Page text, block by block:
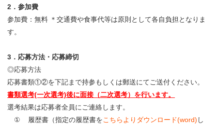
2．参加費
参加費：無料 ＊交通費や食事代等は原則として各自負担となりま
す。
3．応募方法・応募締切
◎応募方法
応募書類①②を下記まで持参もしくは郵送にてご送付ください。
書類選考(一次選考)後に面接（二次選考）を行います。
選考結果は応募者全員にご連絡します。
① 履歴書（指定の履歴書をこちらよりダウンロード(word) し